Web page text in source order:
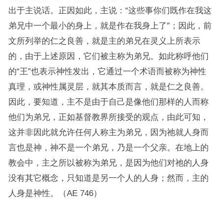
出于主说话。正因如此，主说：“这些事你们既作在我这
弟兄中一个最小的身上，就是作在我身上了”；因此，前
文所列举的仁之良善，就是主的弟兄在灵义上所表示
的，由于上述原因，它们被主称为弟兄。如此称呼他们
的“王”也表示神性发出，它通过一个术语而被称为神性
真理，或神性属灵层，就其本质而言，就是仁之良善。
因此，要知道，主不是由于自己是像他们那样的人而称
他们为弟兄，正如基督教界所接受的观点，由此可知，
这并非因此就允许任何人称主为弟兄，因为祂就人身而
言也是神，神不是一个弟兄，乃是一个父亲。在地上的
教会中，主之所以被称为弟兄，是因为他们对祂的人身
没有其它概念，只知道是另一个人的人身；然而，主的
人身是神性。（AE 746）